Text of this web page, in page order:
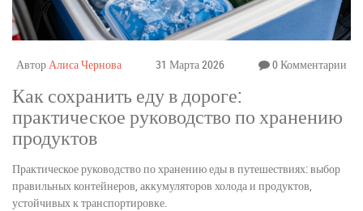
Автор Алиса Чернова 31 Марта 2026 0 Комментарии
Как сохранить еду в дороге:
практическое руководство по хранению
продуктов
Практическое руководство по хранению еды в путешествиях: выбор
правильных контейнеров, аккумуляторов холода и продуктов,
устойчивых к транспортировке.